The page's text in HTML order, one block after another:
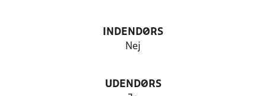
INDENDØRS
Nej
UDENDØRS